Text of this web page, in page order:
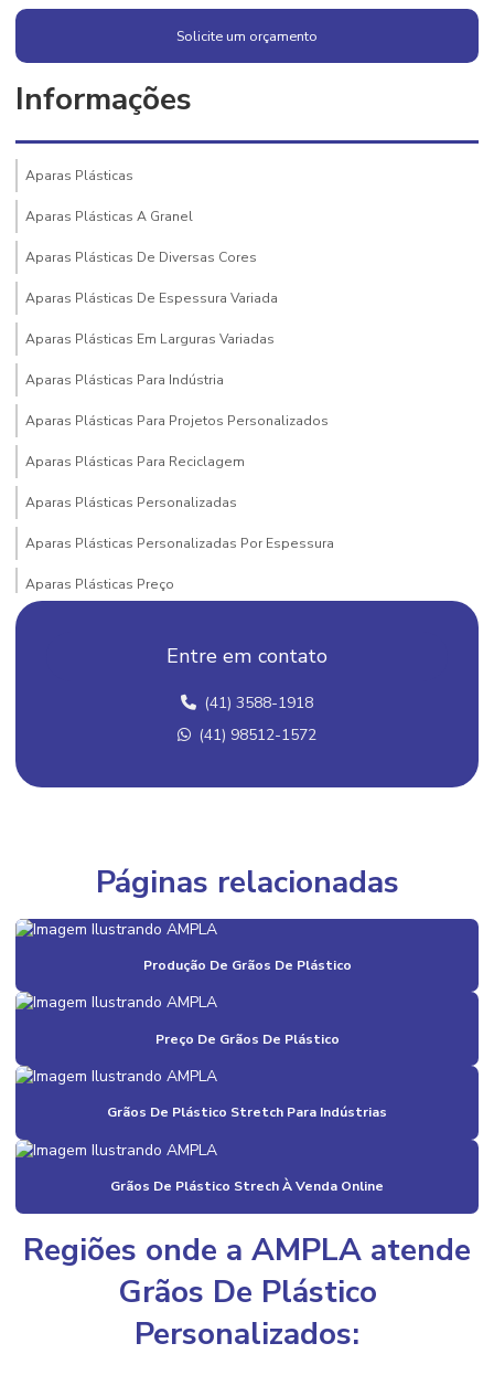
Solicite um orçamento
Informações
Aparas Plásticas
Aparas Plásticas A Granel
Aparas Plásticas De Diversas Cores
Aparas Plásticas De Espessura Variada
Aparas Plásticas Em Larguras Variadas
Aparas Plásticas Para Indústria
Aparas Plásticas Para Projetos Personalizados
Aparas Plásticas Para Reciclagem
Aparas Plásticas Personalizadas
Aparas Plásticas Personalizadas Por Espessura
Aparas Plásticas Preço
Atacado De Grãos De Plástico
Bobinas De Filme Flexível
Bobinas De Filme Para Cosméticos
Bobinas De Filme Para Embalagens
Bobinas De Filme Plástico Para Indústria
Bobinas E Filmes Para Indústria
Bobinas E Filmes Preço
Bobinas E Filmes Valor
Bobinas Plásticas
Bobinas Plásticas Recicláveis
Compra De Aparas Plásticas
Compra De Aparas Plásticas Em Diversas Cores
Compra De Grãos De Plástico Colorido
Compra De Sacos Plásticos
Entre em contato
(41) 3588-1918
(41) 98512-1572
Páginas relacionadas
Produção De Grãos De Plástico
Preço De Grãos De Plástico
Grãos De Plástico Stretch Para Indústrias
Grãos De Plástico Strech À Venda Online
Regiões onde a AMPLA atende
Grãos De Plástico
Personalizados: